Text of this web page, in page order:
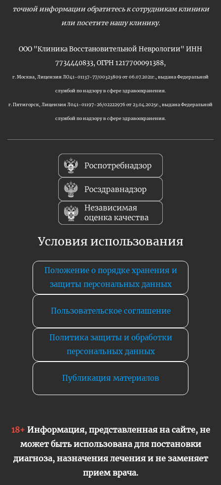
точной информации обратитесь к сотрудникам клиники
или посетите нашу клинику.
ООО "Клиника Восстановительной Неврологии" ИНН
7734440833, ОГРН 1217700091388,
г. Москва, Лицензия ЛО41-01137-77/00323809 от 06.07.2021г., выдана Федеральной
службой по надзору в сфере здравоохранения.
г. Пятигорск, Лицензия Л041-01197-26/02222976 от 23.04.2025г., выдана Федеральной
службой по надзору в сфере здравоохранения.
Условия использования
Положение о порядке хранения и
защиты персональных данных
Пользовательское соглашение
Политика защиты и обработки
персональных данных
Публикация материалов
18+ Информация, представленная на сайте, не
может быть использована для постановки
диагноза, назначения лечения и не заменяет
прием врача.